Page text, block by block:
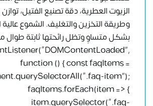
الزيوت العطرية، دقة تصنيع الفتيل، توازن
وطريقة التخزين والتغليف. الشموع
بشكل متساوٍ وتظل رائحتها ثابتة طوال
function () { const faqItems =
item”);
faqItems.forEach(item => {
item.querySelector(“.faq-